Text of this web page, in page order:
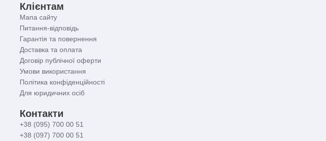
Клієнтам
Мапа сайту
Питання-відповідь
Гарантія та повернення
Доставка та оплата
Договір публічної оферти
Умови використання
Політика конфіденційності
Для юридичних осіб
Контакти
+38 (095) 700 00 51
+38 (097) 700 00 51